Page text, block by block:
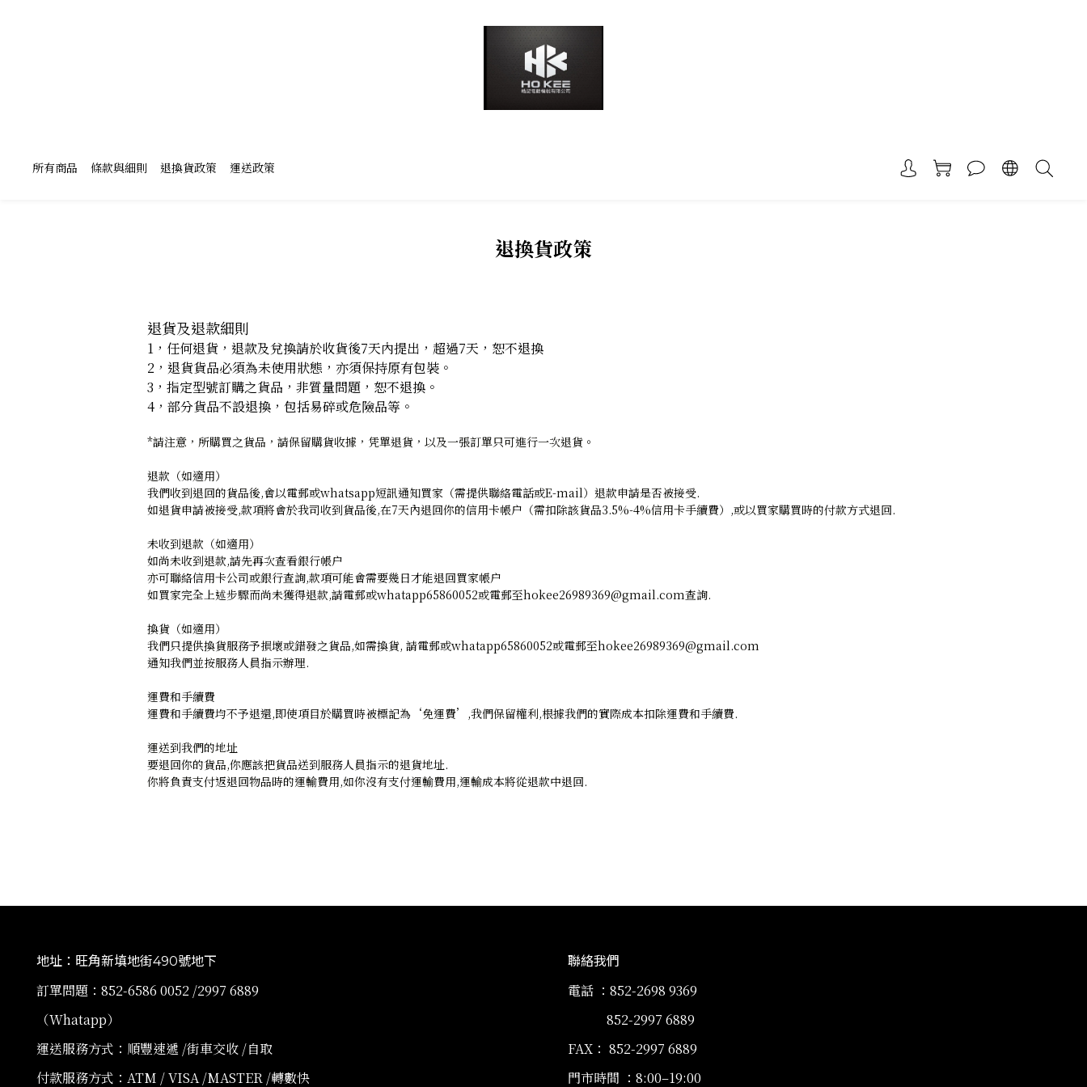
所有商品 條款與細則 退換貨政策 運送政策
退換貨政策
退貨及退款細則
1，任何退貨，退款及兌換請於收貨後7天內提出，超過7天，恕不退換
2，退貨貨品必須為未使用狀態，亦須保持原有包裝。
3，指定型號訂購之貨品，非質量問題，恕不退換。
4，部分貨品不設退換，包括易碎或危險品等。
*請注意，所購買之貨品，請保留購貨收據，凭單退貨，以及一張訂單只可進行一次退貨。
退款（如適用）
我們收到退回的貨品後,會以電郵或whatsapp短訊通知買家（需提供聯絡電話或E-mail）退款申請是否被接受.
如退貨申請被接受,款項將會於我司收到貨品後,在7天內退回你的信用卡帳户（需扣除該貨品3.5%-4%信用卡手續費）,或以買家購買時的付款方式退回.
未收到退款（如適用）
如尚未收到退款,請先再次查看銀行帳户
亦可聯絡信用卡公司或銀行查詢,款項可能會需要幾日才能退回買家帳户
如買家完全上述步驟而尚未獲得退款,請電郵或whatapp65860052或電郵至hokee26989369@gmail.com查詢.
換貨（如適用）
我們只提供換貨服務予損壞或錯發之貨品,如需換貨, 請電郵或whatapp65860052或電郵至hokee26989369@gmail.com
通知我們並按服務人員指示辦理.
運費和手續費
運費和手續費均不予退還,即使項目於購買時被標記為‘免運費’,我們保留權利,根據我們的實際成本扣除運費和手續費.
運送到我們的地址
要退回你的貨品,你應該把貨品送到服務人員指示的退貨地址.
你將負責支付返退回物品時的運輸費用,如你沒有支付運輸費用,運輸成本將從退款中退回.
地址：旺角新填地街490號地下
訂單問題：852-6586 0052 /2997 6889
（Whatapp）
運送服務方式：順豐速遞 /街車交收 /自取
付款服務方式：ATM / VISA /MASTER /轉數快
聯絡我們
電話 ：852-2698 9369
852-2997 6889
FAX： 852-2997 6889
門市時間 ：8:00–19:00